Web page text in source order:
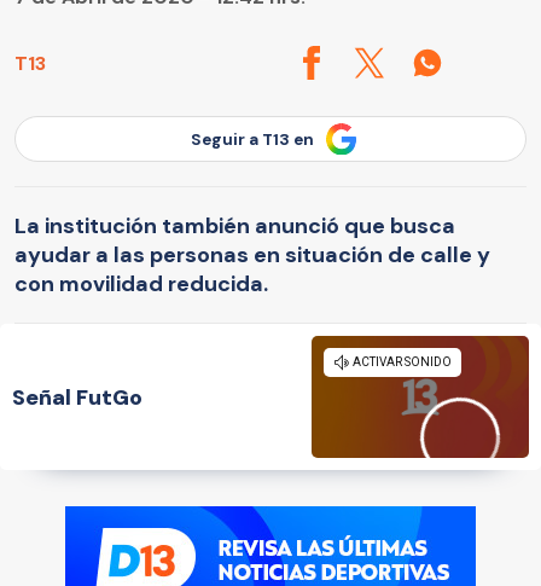
T13
Seguir a T13 en
La institución también anunció que busca
ayudar a las personas en situación de calle y
con movilidad reducida.
Señal FutGo